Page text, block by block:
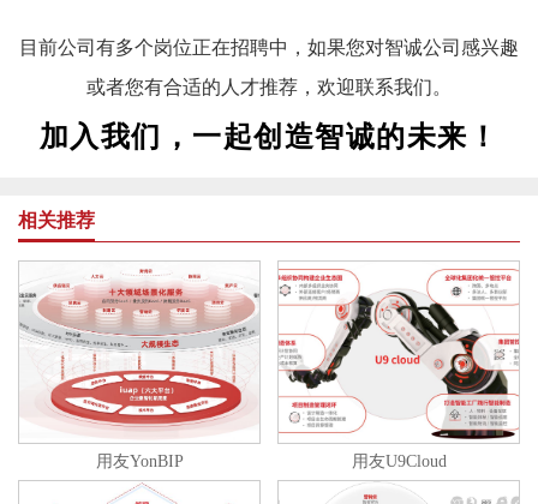
目前公司有多个岗位正在招聘中，如果您对智诚公司感兴趣
或者您有合适的人才推荐，欢迎联系我们。
加入我们，一起创造智诚的未来！
相关推荐
用友YonBIP 用友U9Cloud